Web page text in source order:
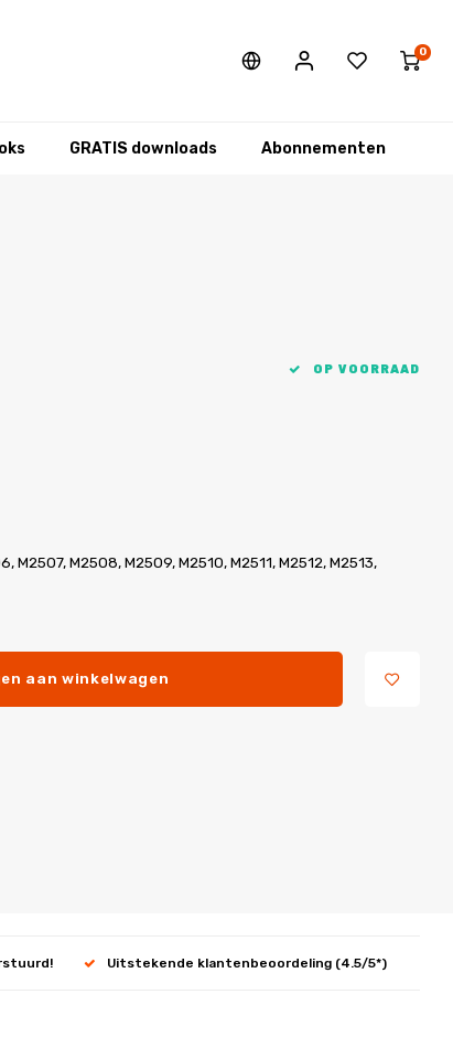
0
GRATIS downloads Abonnementen
OP VOORRAAD
M2508, M2509, M2510, M2511, M2512, M2513,
aan winkelwagen
Uitstekende klantenbeoordeling (4.5/5*)